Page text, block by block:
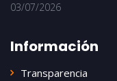
03/07/2026
Información
Transparencia